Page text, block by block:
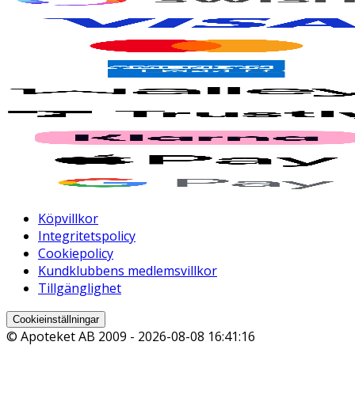
Köpvillkor
Integritetspolicy
Cookiepolicy
Kundklubbens medlemsvillkor
Tillgänglighet
Cookieinställningar
© Apoteket AB 2009 - 2026-08-08 16:41:16